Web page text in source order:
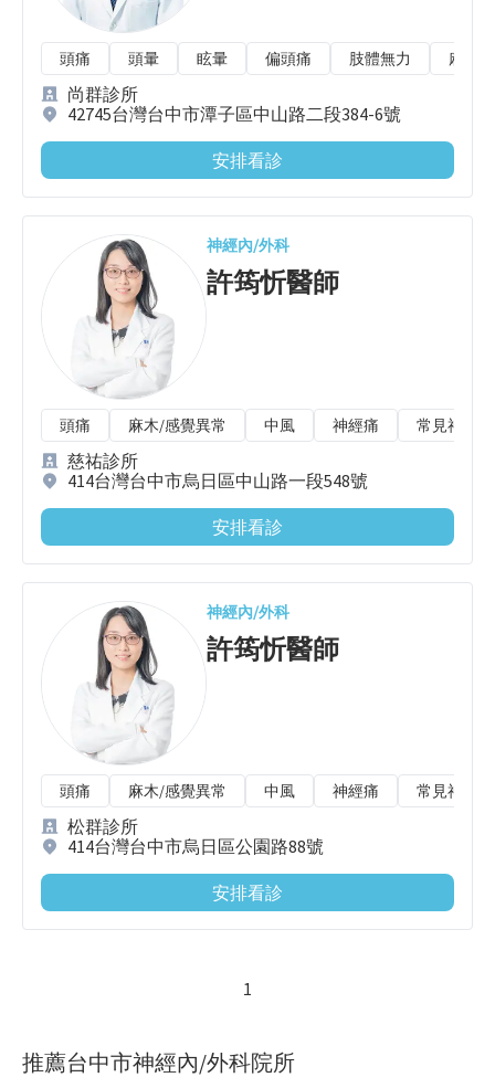
頭痛 頭暈 眩暈 偏頭痛 肢體無力 麻木/
尚群診所
42745台灣台中市潭子區中山路二段384-6號
安排看診
神經內/外科
許筠忻醫師
頭痛 麻木/感覺異常 中風 神經痛 常見神經
慈祐診所
414台灣台中市烏日區中山路一段548號
安排看診
神經內/外科
許筠忻醫師
頭痛 麻木/感覺異常 中風 神經痛 常見神經
松群診所
414台灣台中市烏日區公園路88號
安排看診
1
推薦台中市神經內/外科院所